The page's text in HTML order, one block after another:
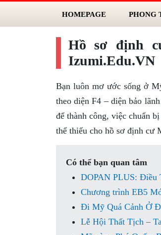
HOMEPAGE PHONG
Hồ sơ định
Izumi.Edu.VN
Bạn luôn mơ ước sống ở
theo diện F4 – diện bảo
để thành công, việc chuẩn
thể thiếu cho hồ sơ định cư
Có thể bạn quan tâm
DOPAN PLUS: Điều
Chương trình EB5
Đi Mỹ Quá Cảnh Ở
Lễ Hội Thất Tịch –